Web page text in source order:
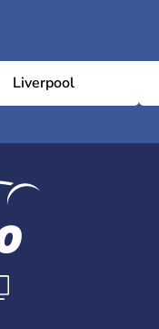
Liverpool